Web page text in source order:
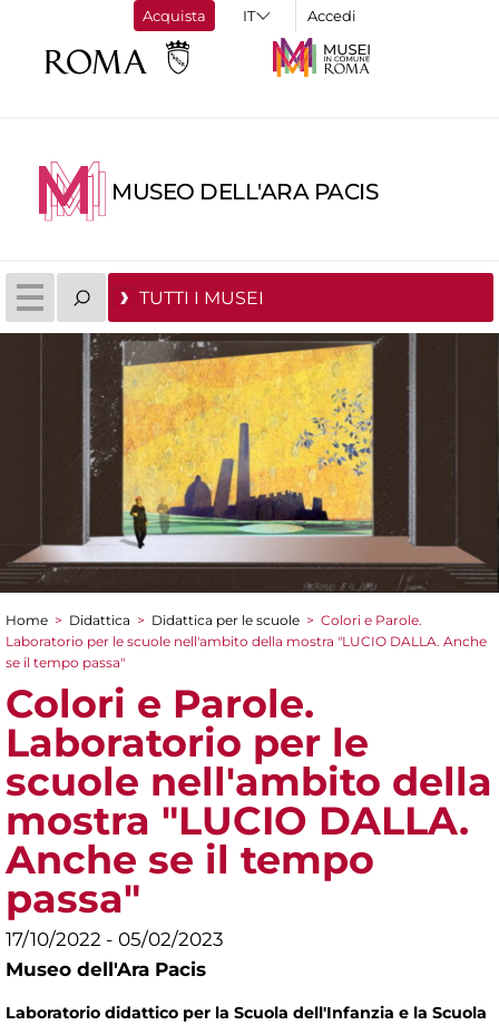
Acquista Accedi
MUSEO DELL'ARA PACIS
TUTTI I MUSEI
Tu sei qui
Home > Didattica > Didattica per le scuole > Colori e Parole.
Laboratorio per le scuole nell'ambito della mostra "LUCIO DALLA. Anche
se il tempo passa"
Colori e Parole.
Laboratorio per le
scuole nell'ambito della
mostra "LUCIO DALLA.
Anche se il tempo
passa"
17/10/2022 - 05/02/2023
Museo dell'Ara Pacis
Laboratorio didattico per la Scuola dell'Infanzia e la Scuola